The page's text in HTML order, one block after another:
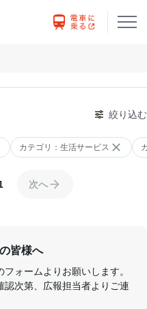
絞り込む
カテゴリ：生活サービス
のページ
次へ
皆様へ
ォームよりお願いします。
認次第、広報担当者よりご連